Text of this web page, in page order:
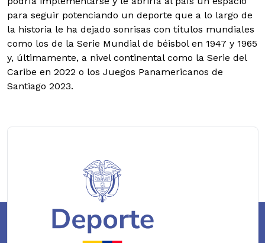
para seguir potenciando un deporte que a lo largo de
la historia le ha dejado sonrisas con títulos mundiales
como los de la Serie Mundial de béisbol en 1947 y 1965
y, últimamente, a nivel continental como la Serie del
Caribe en 2022 o los Juegos Panamericanos de
Santiago 2023.